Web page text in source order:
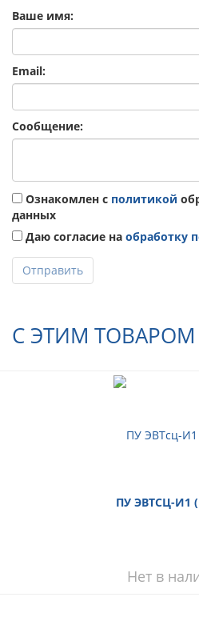
Ваше имя:
Email:
Сообщение:
Ознакомлен с политикой
данных
Даю согласие на обработку
Отправить
С ЭТИМ
ПУ ЭВТСЦ-И1
Нет в